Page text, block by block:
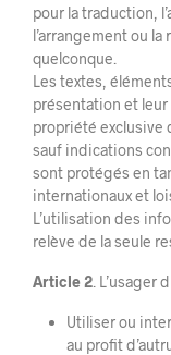
pour la traduction,
l’arrangement ou
quelconque.
Les textes,
présentation et
propriété exclusive
sauf indications
sont protégés en
internationaux et
L’utilisation des
relève de la seule
Article 2 .
Utiliser ou
au profit